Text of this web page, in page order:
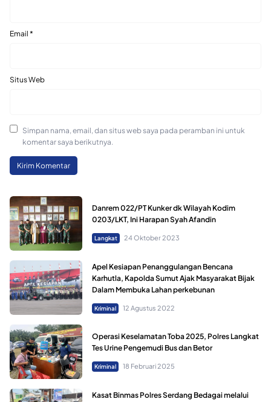
Email *
Situs Web
Simpan nama, email, dan situs web saya pada peramban ini untuk
komentar saya berikutnya.
Danrem 022/PT Kunker dk Wilayah Kodim
0203/LKT, Ini Harapan Syah Afandin
Langkat 24 Oktober 2023
Apel Kesiapan Penanggulangan Bencana
Karhutla, Kapolda Sumut Ajak Masyarakat Bijak
Dalam Membuka Lahan perkebunan
Kriminal 12 Agustus 2022
Operasi Keselamatan Toba 2025, Polres Langkat
Tes Urine Pengemudi Bus dan Betor
Kriminal 18 Februari 2025
Kasat Binmas Polres Serdang Bedagai melalui